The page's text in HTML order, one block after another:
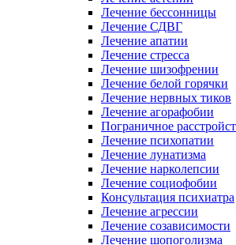
Лечение бессонницы
Лечение СДВГ
Лечение апатии
Лечение стресса
Лечение шизофрении
Лечение белой горячки
Лечение нервных тиков
Лечение агорафобии
Пограничное
Лечение психопатии
Лечение лунатизма
Лечение нарколепсии
Лечение социофобии
Консультация психиатра
Лечение агрессии
Лечение созависимости
Лечение шопоголизма